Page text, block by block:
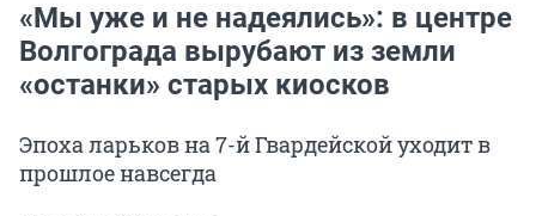
«Мы уже и не надеялись»: в центре
Волгограда вырубают из земли
«останки» старых киосков
Эпоха ларьков на 7-й Гвардейской уходит в
прошлое навсегда